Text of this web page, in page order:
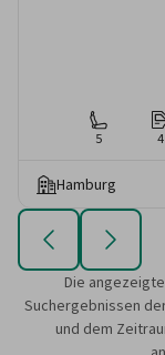
5 4
Hamburg
Die
Suchergebnissen
und dem